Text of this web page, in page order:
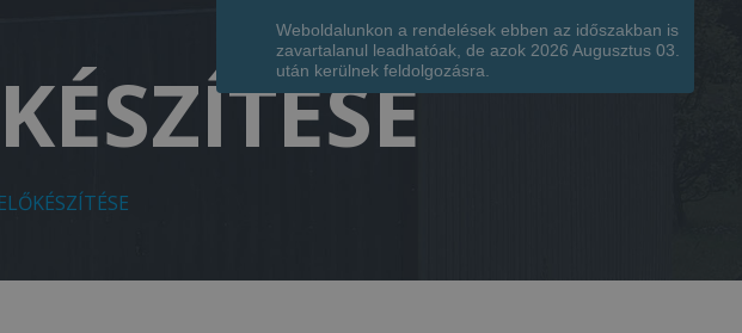
Weboldalunkon a rendelések ebben az időszakban is
zavartalanul leadhatóak, de azok 2026 Augusztus 03.
után kerülnek feldolgozásra.